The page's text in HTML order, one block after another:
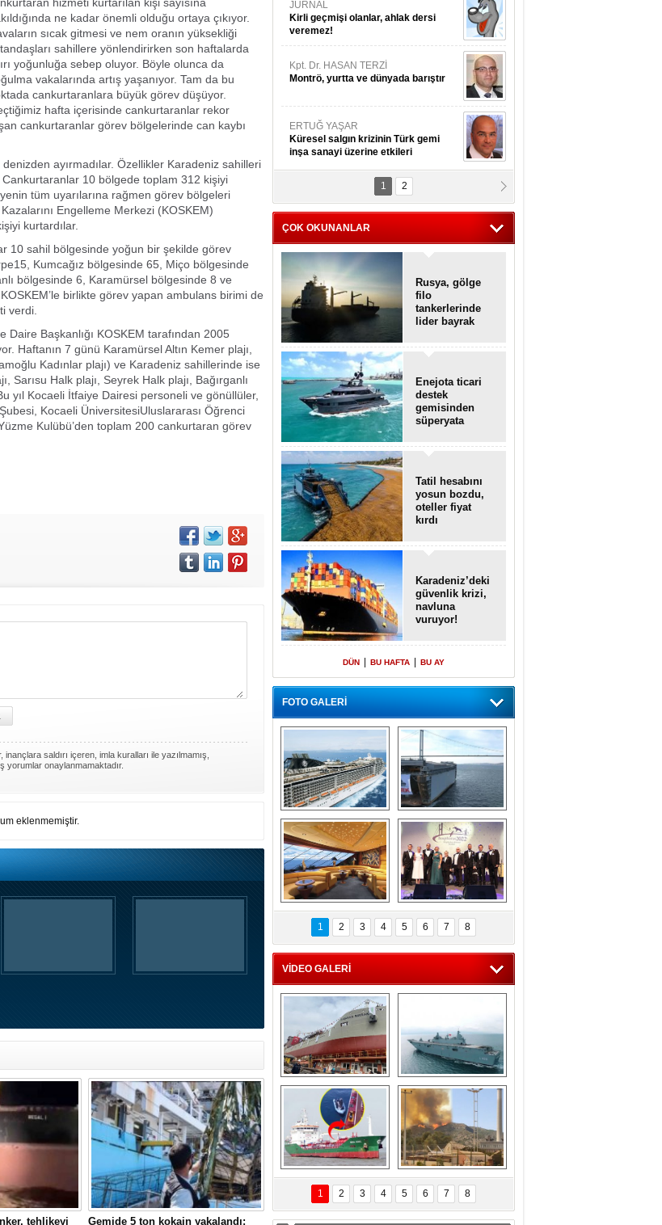
ne kadar önemli olduğu ortaya çıkıyor.
sıcak gitmesi ve nem oranın yüksekliği
sahillere yönlendirirken son haftalarda
yoğunluğa sebep oluyor. Böyle olunca da
vakalarında artış yaşanıyor. Tam da bu
cankurtaranlara büyük görev düşüyor.
hafta içerisinde cankurtaranlar rekor
cankurtaranlar görev bölgelerinde can kaybı
ayırmadılar. Özellikler Karadeniz sahilleri
10 bölgede toplam 312 kişiyi
tüm uyarılarına rağmen görev bölgeleri
Engelleme Merkezi (KOSKEM)
kurtardılar.
10 sahil bölgesinde yoğun bir şekilde görev
Kumcağız bölgesinde 65, Miço bölgesinde
bölgesinde 6, Karamürsel bölgesinde 8 ve
birlikte görev yapan ambulans birimi de
verdi.
Başkanlığı KOSKEM tarafından 2005
Haftanın 7 günü Karamürsel Altın Kemer plajı,
Kadınlar plajı) ve Karadeniz sahillerinde ise
Sarısu Halk plajı, Seyrek Halk plajı, Bağırganlı
yıl Kocaeli İtfaiye Dairesi personeli ve gönüllüler,
Kocaeli ÜniversitesiUluslararası Öğrenci
Kulübü’den toplam 200 cankurtaran görev
saldırı içeren, imla kuralları ile yazılmamış,
yorumlar onaylanmamaktadır.
eklenmemiştir.
tehlikeyi
Gemide 5 ton kokain yakalandı:
JURNAL
Kirli geçmişi olanlar, ahlak dersi
veremez!
Kpt. Dr. HASAN TERZİ
Montrö, yurtta ve dünyada barıştır
ERTUĞ YAŞAR
Küresel salgın krizinin Türk gemi
inşa sanayi üzerine etkileri
Kpt. MESUT AZMİ GÖKSOY
ithafen...
1 2
ÇOK OKUNANLAR
Rusya, gölge
filo
tankerlerinde
lider bayrak
Enejota ticari
destek
gemisinden
süperyata
Tatil hesabını
yosun bozdu,
oteller fiyat
kırdı
Karadeniz’deki
güvenlik krizi,
navluna
vuruyor!
DÜN BU HAFTA BU AY
FOTO GALERİ
“Gemi içinde gemi”
konsepti ile MSC
Splendida
Dünyada tek!
Denizaltı yüzer
havuzu intikal
seyrine başladı
MSC'den 55 milyon
euroluk turizm geliri
müjdesi
5. Bosphorus Ship
Brokers Dinner,
İstanbul’da yapıldı
1 2 3 4 5 6 7 8
VİDEO GALERİ
Çeksan Tersanesi,
Başaran Bayrak
tankerini suya
indirdi
TCG Anadolu,
tersane teknik
seyrini tamamladı
Göçmenlerin
imdadına Türk
sahipli MINA DENIZ
yetişti
Milas’taki yangın
yeniden termik
santrallere doğru
ilerliyor
1 2 3 4 5 6 7 8